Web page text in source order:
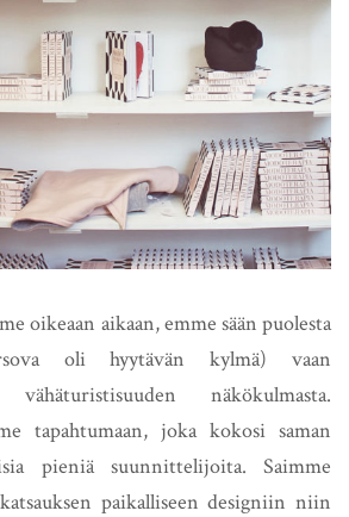
oikeaan aikaan, emme sään puolesta
oli hyytävän kylmä) vaan
näkökulmasta.
tapahtumaan, joka kokosi saman
pieniä suunnittelijoita. Saimme
paikalliseen designiin niin